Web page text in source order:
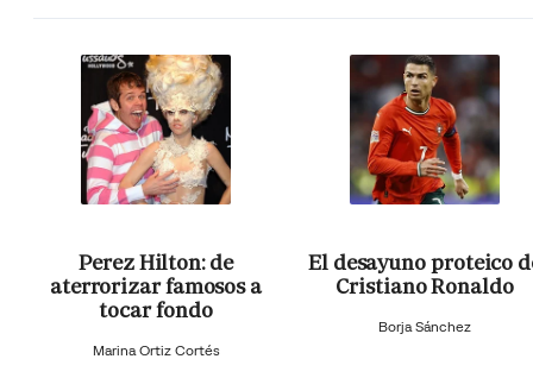
Perez Hilton: de
aterrorizar famosos a
tocar fondo
Marina Ortiz Cortés
El desayuno proteico
Cristiano Ronaldo
Borja Sánchez